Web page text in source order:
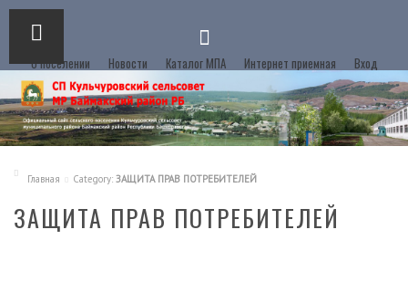
О поселении Новости Каталог МПА Интернет приемная Вход
Главная Category: ЗАЩИТА ПРАВ ПОТРЕБИТЕЛЕЙ
ЗАЩИТА ПРАВ ПОТРЕБИТЕЛЕЙ